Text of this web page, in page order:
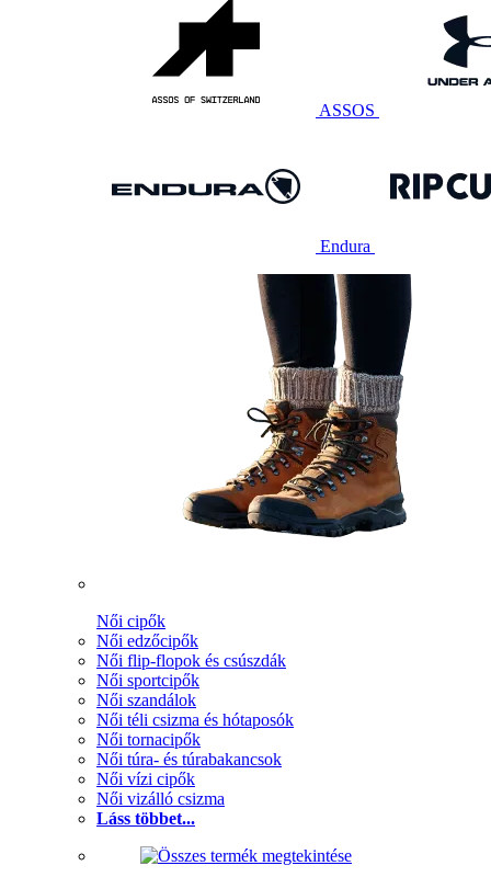
ASSOS
Endura
Női cipők
Női edzőcipők
Női flip-flopok és csúszdák
Női sportcipők
Női szandálok
Női téli csizma és hótaposók
Női tornacipők
Női túra- és túrabakancsok
Női vízi cipők
Női vizálló csizma
Láss többet...